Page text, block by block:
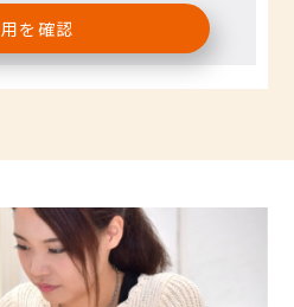
を確認